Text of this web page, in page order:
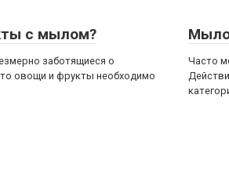
с мылом?
заботящиеся о
овощи и фрукты необходимо
Часто